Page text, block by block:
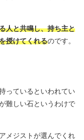
人と共鳴し、持ち主と
授けてくれるのです。
っているといわれてい
難しい石というわけで
メジストが選んでくれ